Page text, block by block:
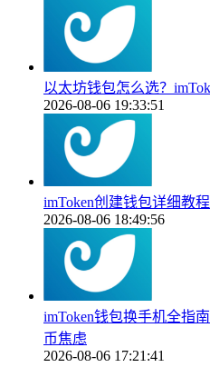
以太坊钱包怎么选？
2026-08-06 19:33:51
imToken创建钱包详细教
2026-08-06 18:49:56
imToken钱包换手机全指
币焦虑
2026-08-06 17:21:41